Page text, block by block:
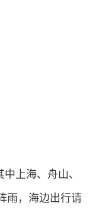
上海、舟山、
雨，海边出行请